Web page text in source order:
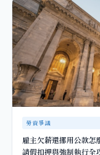
勞資爭議
雇主欠薪還挪用公款怎
請假扣押與強制執行全